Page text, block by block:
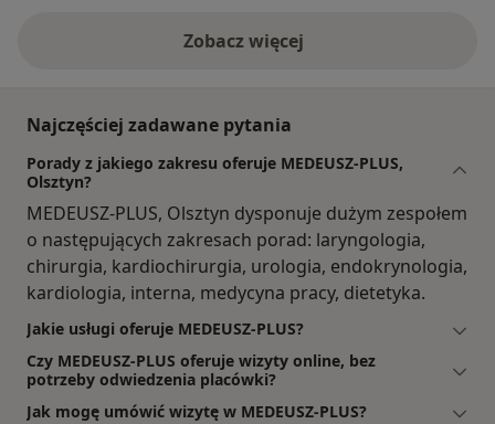
Zobacz więcej
Najczęściej zadawane pytania
Porady z jakiego zakresu oferuje MEDEUSZ-PLUS,
Olsztyn?
MEDEUSZ-PLUS, Olsztyn dysponuje dużym zespołem
o następujących zakresach porad: laryngologia,
chirurgia, kardiochirurgia, urologia, endokrynologia,
kardiologia, interna, medycyna pracy, dietetyka.
Jakie usługi oferuje MEDEUSZ-PLUS?
Czy MEDEUSZ-PLUS oferuje wizyty online, bez
potrzeby odwiedzenia placówki?
Jak mogę umówić wizytę w MEDEUSZ-PLUS?